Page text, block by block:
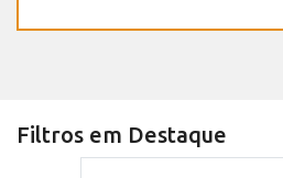
Filtros em Destaque